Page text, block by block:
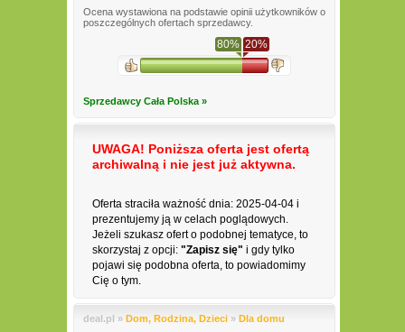
Ocena wystawiona na podstawie opinii użytkowników o
poszczególnych ofertach sprzedawcy.
80% 20%
Sprzedawcy Cała Polska »
UWAGA! Poniższa oferta jest ofertą
archiwalną i nie jest już aktywna.
Oferta straciła ważność dnia: 2025-04-04 i
prezentujemy ją w celach poglądowych.
Jeżeli szukasz ofert o podobnej tematyce, to
skorzystaj z opcji: "Zapisz się" i gdy tylko
pojawi się podobna oferta, to powiadomimy
Cię o tym.
deal.pl » Dom, Rodzina, Dzieci » Dla domu